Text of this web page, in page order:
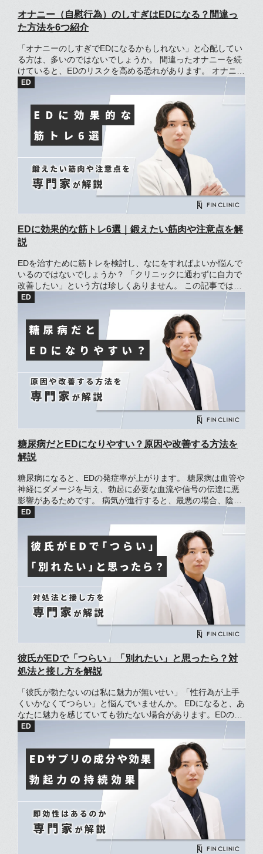
オナニー（自慰行為）のしすぎはEDになる？間違っ
た方法を6つ紹介
「オナニーのしすぎでEDになるかもしれない」と心配してい
る方は、多いのではないでしょうか。 間違ったオナニーを続
けていると、EDのリスクを高める恐れがあります。 オナニー
による強い刺激に慣れた場合、膣に挿入した際に快感を得づ
らくなり、射精に至らず萎えてしまうケースもあるでしょ
う。 この記事では、オナニーとEDとの関係性や、間違ったオ
ナニーの方法について解説しています。
EDに効果的な筋トレ6選｜鍛えたい筋肉や注意点を解
説
EDを治すために筋トレを検討し、なにをすればよいか悩んで
いるのではないでしょうか？ 「クリニックに通わずに自力で
改善したい」という方は珍しくありません。 この記事では、
EDに筋トレが効果的な理由やおすすめの筋トレについて解説
ため、ぜひ試してみてください。
糖尿病だとEDになりやすい？原因や改善する方法を
解説
糖尿病になると、EDの発症率が上がります。 糖尿病は血管や
神経にダメージを与え、勃起に必要な血流や信号の伝達に悪
影響があるためです。 病気が進行すると、最悪の場合、陰茎
が完全に勃たなくなるかもしれません。 しかし、糖尿病によ
るEDは生活習慣を整えると、改善が期待できます。 この記事
では、糖尿病患者がEDになりやすい原因やEDを見分けるポイ
ント、EDを改善する方法を解説します。
彼氏がEDで「つらい」「別れたい」と思ったら？対
処法と接し方を解説
「彼氏が勃たないのは私に魅力が無いせい」「性行為が上手
くいかなくてつらい」と悩んでいませんか。 EDになると、あ
なたに魅力を感じていても勃たない場合があります。EDの原
因はあなたではなく、緊張や日々のストレスかもしれませ
ある性行為は可能です。 この記事では、状況別の彼氏への接
し方やEDの彼氏と性行為する際のポイントを解説します。